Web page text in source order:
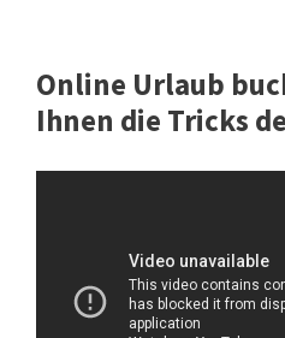
Online Urlaub
Ihnen die Tricks